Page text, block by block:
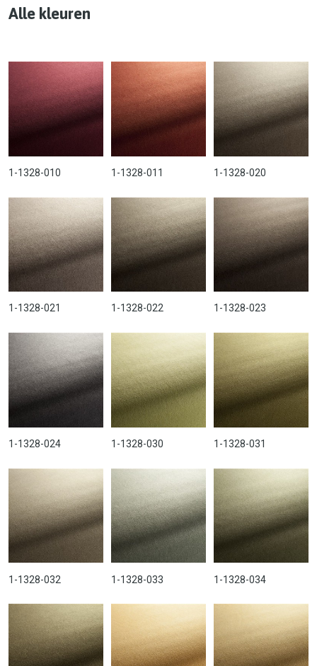
Alle kleuren
1-1328-010 1-1328-011 1-1328-020
1-1328-021 1-1328-022 1-1328-023
1-1328-024 1-1328-030 1-1328-031
1-1328-032 1-1328-033 1-1328-034